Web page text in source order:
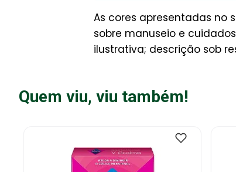
As cores apresentadas no
sobre manuseio e
ilustrativa; descrição sob
Quem viu, viu também!